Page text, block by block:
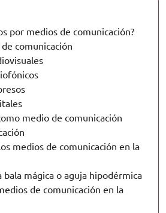
por medios de comunicación?
comunicación
medio de comunicación
medios de comunicación en la
bala mágica o aguja hipodérmica
de comunicación en la